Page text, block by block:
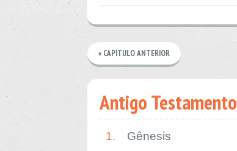
« CAPÍTULO ANTERIOR
Antigo Testamento
1. Gênesis